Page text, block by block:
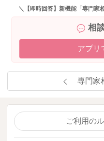
＼【即時回答】新機能「専門家
相
アプリ
専門家
ご利用の